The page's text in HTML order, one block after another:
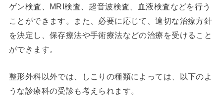
ゲン検査、MRI検査、超音波検査、血液検査などを行う
ことができます。また、必要に応じて、適切な治療方針
を決定し、保存療法や手術療法などの治療を受けること
ができます。
整形外科以外では、しこりの種類によっては、以下のよ
うな診療科の受診も考えられます。